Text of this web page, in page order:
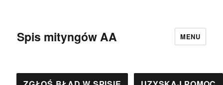
Spis mityngów AA MENU